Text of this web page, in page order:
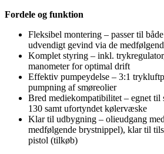
Fordele og funktion
Fleksibel montering – passer til
udvendigt gevind via de
Komplet styring – inkl.
manometer for optimal drift
Effektiv pumpeydelse – 3:1
pumpning af smøreolier
Bred mediekompatibilitet – egnet
130 samt ufortyndet kølervæske
Klar til udbygning – olieudgang
medfølgende brystnippel), klar til
pistol (tilkøb)